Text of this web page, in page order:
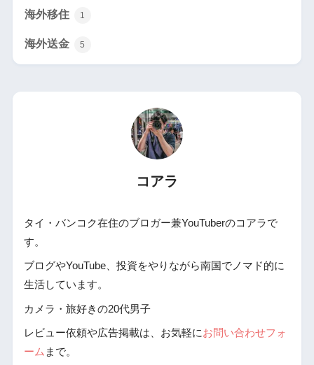
海外移住 1
海外送金 5
コアラ
タイ・バンコク在住のブロガー兼YouTuberのコアラで
す。
ブログやYouTube、投資をやりながら南国でノマド的に
生活しています。
カメラ・旅好きの20代男子
レビュー依頼や広告掲載は、お気軽にお問い合わせフォ
ーム まで。